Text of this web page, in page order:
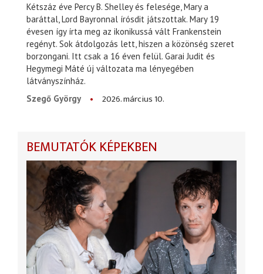
Kétszáz éve Percy B. Shelley és felesége, Mary a
baráttal, Lord Bayronnal írósdit játszottak. Mary 19
évesen így írta meg az ikonikussá vált Frankenstein
regényt. Sok átdolgozás lett, hiszen a közönség szeret
borzongani. Itt csak a 16 éven felül. Garai Judit és
Hegymegi Máté új változata ma lényegében
látványszínház.
Szegő György
2026. március 10.
BEMUTATÓK KÉPEKBEN